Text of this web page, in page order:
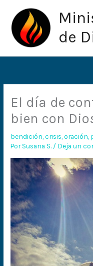
contenido
de
El día de
bien con
bendición ,crisis ,oración
PorSusana S. / Deja un